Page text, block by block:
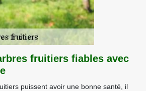
fruitiers fiables avec
puissent avoir une bonne santé, il